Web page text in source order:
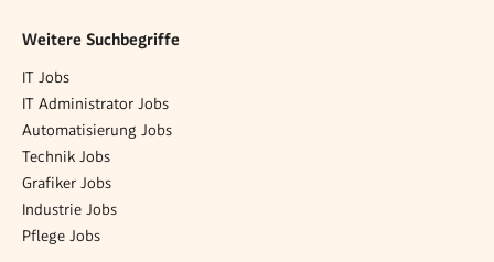
Weitere Suchbegriffe
IT Jobs
IT Administrator Jobs
Automatisierung Jobs
Technik Jobs
Grafiker Jobs
Industrie Jobs
Pflege Jobs